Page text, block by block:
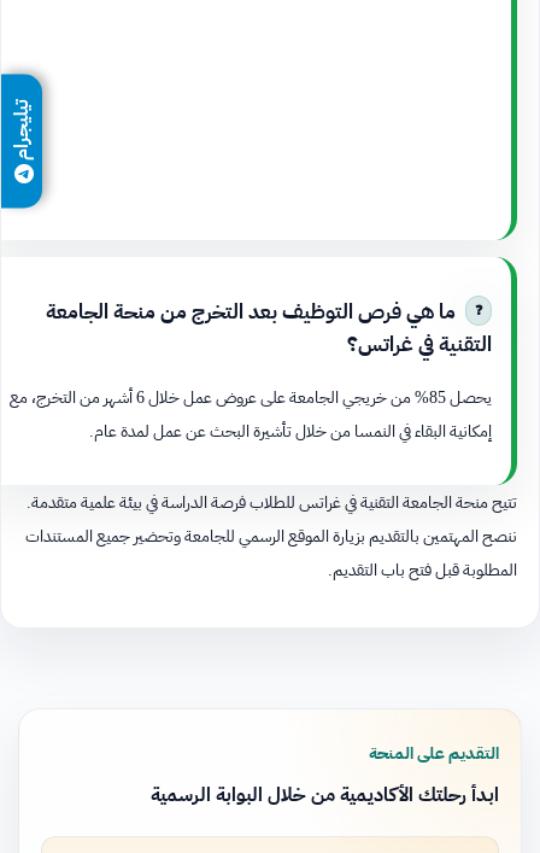
ما هي فرص التوظيف بعد التخرج من منحة الجامعة
التقنية في غراتس؟
يحصل 85% من خريجي الجامعة على عروض عمل خلال 6 أشهر من التخرج، مع
إمكانية البقاء في النمسا من خلال تأشيرة البحث عن عمل لمدة عام.
تتيح منحة الجامعة التقنية في غراتس للطلاب فرصة الدراسة في بيئة علمية متقدمة.
ننصح المهتمين بالتقديم بزيارة الموقع الرسمي للجامعة وتحضير جميع المستندات
المطلوبة قبل فتح باب التقديم.
التقديم على المنحة
ابدأ رحلتك الأكاديمية من خلال البوابة الرسمية
تيليجرام